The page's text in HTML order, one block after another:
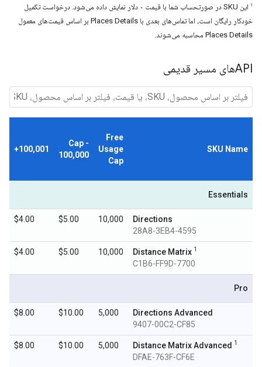
۱
این SKU در صورتحساب شما با قیمت ۰ دلار نمایش داده می‌شود. درخواست تکمیل
خودکار رایگان است، اما تماس‌های بعدی با Places Details بر اساس قیمت‌های معمول
Places Details محاسبه می‌شوند.
APIهای مسیر قدیمی
SKU Name
Free
Usage
Cap
Cap -
100,000
100,001+
Essentials
Directions
28A8-3EB4-4595
10,000
$5.00
$4.00
Distance Matrix 1
C1B6-FF9D-7700
10,000
$5.00
$4.00
Pro
Directions Advanced
9407-00C2-CF85
5,000
$10.00
$8.00
Distance Matrix Advanced 1
DFAE-763F-CF6E
5,000
$10.00
$8.00